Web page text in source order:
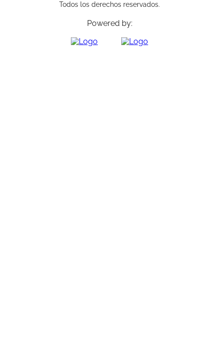
Todos los derechos reservados.
Powered by: